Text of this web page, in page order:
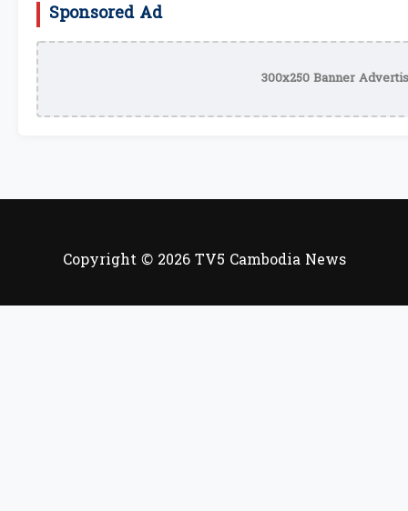
Sponsored Ad
300x250 Banner
Copyright © 2026 TV5 Cambodia News